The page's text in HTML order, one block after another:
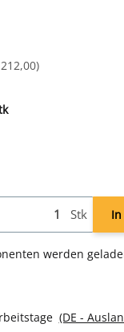
verschweißt - sofort
)
Stk
werden
(DE -